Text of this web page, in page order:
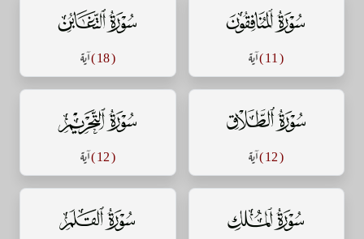
سورة المنافقون
( 11 ) آية
سورة التغابن
( 18 ) آية
سورة الطلاق
( 12 ) آية
سورة التحريم
( 12 ) آية
سورة الملك سورة القلم